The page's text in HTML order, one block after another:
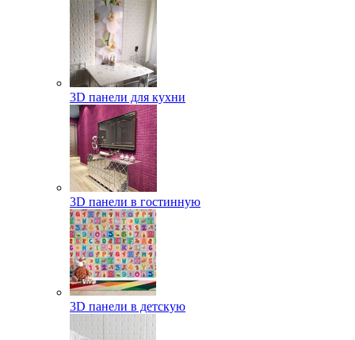
3D панели для кухни
3D панели в гостинную
3D панели в детскую